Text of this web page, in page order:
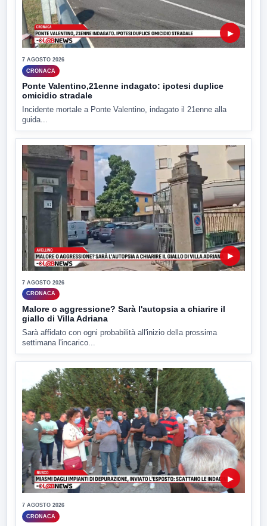
▶
7 AGOSTO 2026
CRONACA
Ponte Valentino,21enne indagato: ipotesi duplice
omicidio stradale
Incidente mortale a Ponte Valentino, indagato il 21enne alla
guida...
▶
7 AGOSTO 2026
CRONACA
Malore o aggressione? Sarà l'autopsia a chiarire il
giallo di Villa Adriana
Sarà affidato con ogni probabilità all'inizio della prossima
settimana l'incarico...
▶
7 AGOSTO 2026
CRONACA